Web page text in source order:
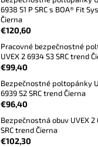
6938 S1 P SRC s BOA® Fit
Čierna
€120,60
Pracovné bezpečnostné
UVEX 2 6934 S3 SRC trend
€99,40
Bezpečnostné poltopánky
6939 S2 SRC trend Čierna
€96,40
Bezpečnostná obuv UVEX 2
SRC trend Čierna
€102,30